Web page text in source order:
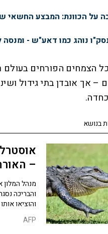
על הכוונת: המבצע
נוהג כמו דאע"ש -
הצמחים הפורחים בעולם
– אך אובדן בתי גידול
בנושא
–
והבריכה
והוציאו
AFP